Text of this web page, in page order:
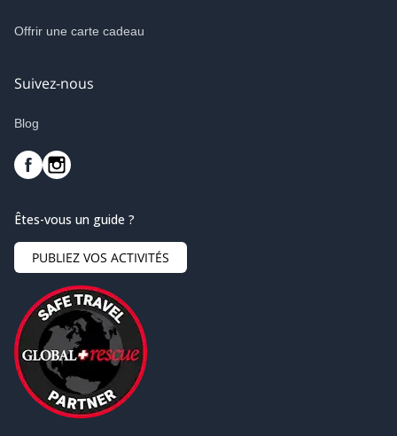
Offrir une carte cadeau
Suivez-nous
Blog
Êtes-vous un guide ?
PUBLIEZ VOS ACTIVITÉS